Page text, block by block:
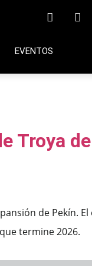
EVENTOS
Troya
de Pekín.
termine 2026.